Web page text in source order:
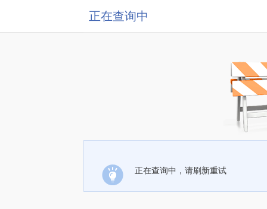
正在查询中
正在查询中，请刷新重试